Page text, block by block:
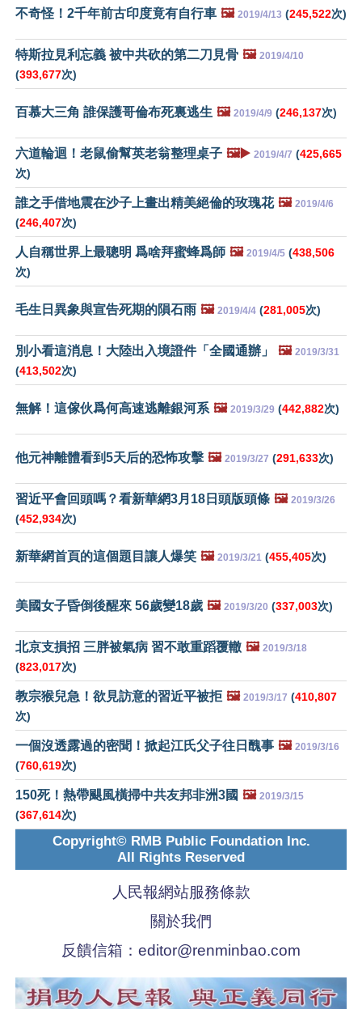
不奇怪！2千年前古印度竟有自行車 🖼️ 2019/4/13 (245,522次)
特斯拉見利忘義 被中共砍的第二刀見骨 🖼️ 2019/4/10
(393,677次)
百慕大三角 誰保護哥倫布死裏逃生 🖼️ 2019/4/9 (246,137次)
六道輪迴！老鼠偷幫英老翁整理桌子 🖼️▶️ 2019/4/7 (425,665
次)
誰之手借地震在沙子上畫出精美絕倫的玫瑰花 🖼️ 2019/4/6
(246,407次)
人自稱世界上最聰明 爲啥拜蜜蜂爲師 🖼️ 2019/4/5 (438,506
次)
毛生日異象與宣告死期的隕石雨 🖼️ 2019/4/4 (281,005次)
別小看這消息！大陸出入境證件「全國通辦」 🖼️ 2019/3/31
(413,502次)
無解！這傢伙爲何高速逃離銀河系 🖼️ 2019/3/29 (442,882次)
他元神離體看到5天后的恐怖攻擊 🖼️ 2019/3/27 (291,633次)
習近平會回頭嗎？看新華網3月18日頭版頭條 🖼️ 2019/3/26
(452,934次)
新華網首頁的這個題目讓人爆笑 🖼️ 2019/3/21 (455,405次)
美國女子昏倒後醒來 56歲變18歲 🖼️ 2019/3/20 (337,003次)
北京支損招 三胖被氣病 習不敢重蹈覆轍 🖼️ 2019/3/18
(823,017次)
教宗猴兒急！欲見訪意的習近平被拒 🖼️ 2019/3/17 (410,807
次)
一個沒透露過的密聞！掀起江氏父子往日醜事 🖼️ 2019/3/16
(760,619次)
150死！熱帶颶風橫掃中共友邦非洲3國 🖼️ 2019/3/15
(367,614次)
Copyright© RMB Public Foundation Inc.
All Rights Reserved
人民報網站服務條款
關於我們
反饋信箱： editor@renminbao.com